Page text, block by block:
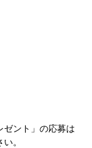
ゼント」の応募は
。